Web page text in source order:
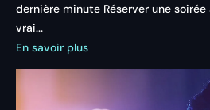
dernière minute Réserver une
vrai...
En savoir plus